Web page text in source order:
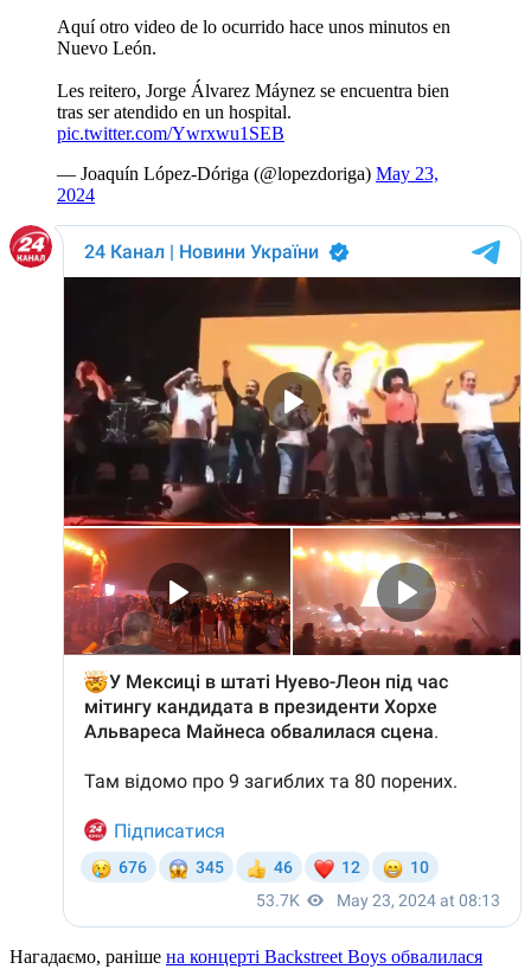
Aquí otro video de lo ocurrido hace unos minutos en
Nuevo León.
Les reitero, Jorge Álvarez Máynez se encuentra bien
tras ser atendido en un hospital.
pic.twitter.com/Ywrxwu1SEB
— Joaquín López-Dóriga (@lopezdoriga) May 23,
2024
Нагадаємо, раніше на концерті Backstreet Boys обвалилася